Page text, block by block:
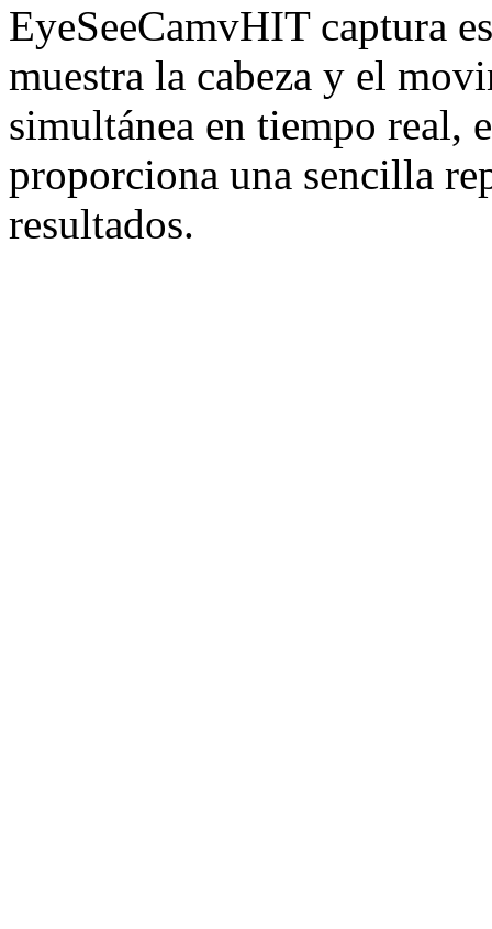
EyeSeeCamvHIT captura
muestra la cabeza y el
simultánea en tiempo real,
proporciona una sencilla
resultados.